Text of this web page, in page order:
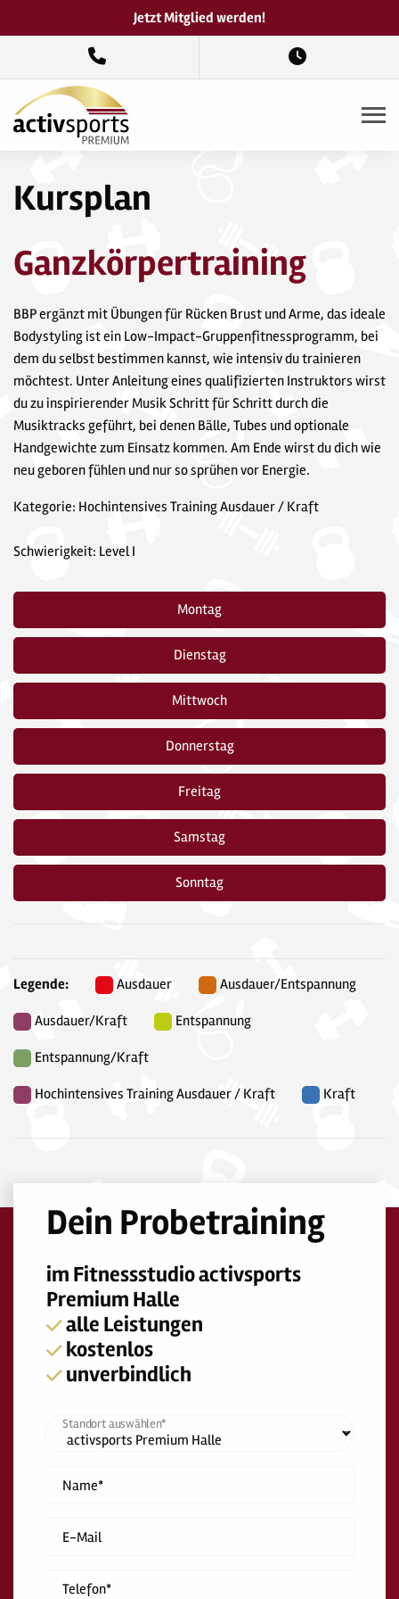
Jetzt Mitglied werden!
Kursplan
Ganzkörpertraining
BBP ergänzt mit Übungen für Rücken Brust und Arme, das ideale
Bodystyling ist ein Low-Impact-Gruppenfitnessprogramm, bei
dem du selbst bestimmen kannst, wie intensiv du trainieren
möchtest. Unter Anleitung eines qualifizierten Instruktors wirst
du zu inspirierender Musik Schritt für Schritt durch die
Musiktracks geführt, bei denen Bälle, Tubes und optionale
Handgewichte zum Einsatz kommen. Am Ende wirst du dich wie
neu geboren fühlen und nur so sprühen vor Energie.
Kategorie: Hochintensives Training Ausdauer / Kraft
Schwierigkeit: Level I
Montag
Dienstag
Mittwoch
Donnerstag
Freitag
Samstag
Sonntag
Legende: Ausdauer Ausdauer/Entspannung
Ausdauer/Kraft Entspannung
Entspannung/Kraft
Hochintensives Training Ausdauer / Kraft Kraft
Dein Probetraining
im Fitnessstudio activsports
Premium Halle
alle Leistungen
kostenlos
unverbindlich
Standort auswählen*
Name*
E-Mail
Telefon*